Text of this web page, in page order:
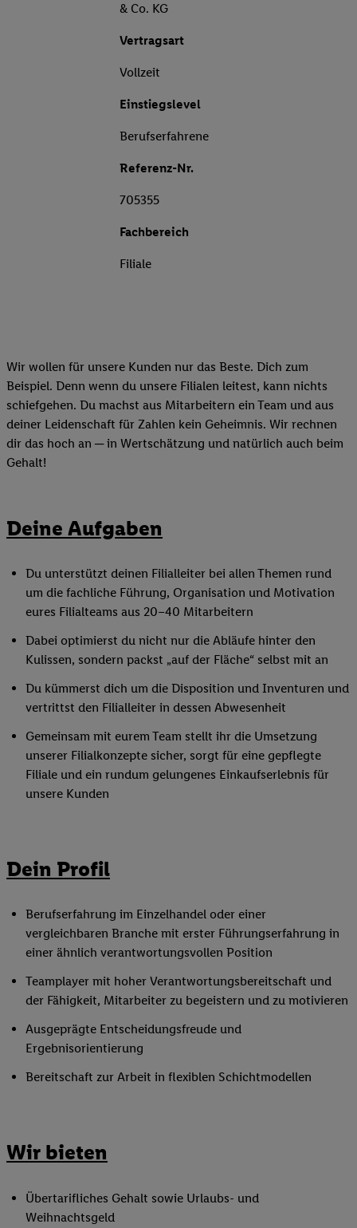
& Co. KG
Vertragsart
Vollzeit
Einstiegslevel
Berufserfahrene
Referenz-Nr.
705355
Fachbereich
Filiale
Wir wollen für unsere Kunden nur das Beste. Dich zum
Beispiel. Denn wenn du unsere Filialen leitest, kann nichts
schiefgehen. Du machst aus Mitarbeitern ein Team und aus
deiner Leidenschaft für Zahlen kein Geheimnis. Wir rechnen
dir das hoch an ─ in Wertschätzung und natürlich auch beim
Gehalt!
Deine Aufgaben
Du unterstützt deinen Filialleiter bei allen Themen rund
um die fachliche Führung, Organisation und Motivation
eures Filialteams aus 20–40 Mitarbeitern
Dabei optimierst du nicht nur die Abläufe hinter den
Kulissen, sondern packst „auf der Fläche“ selbst mit an
Du kümmerst dich um die Disposition und Inventuren und
vertrittst den Filialleiter in dessen Abwesenheit
Gemeinsam mit eurem Team stellt ihr die Umsetzung
unserer Filialkonzepte sicher, sorgt für eine gepflegte
Filiale und ein rundum gelungenes Einkaufserlebnis für
unsere Kunden
Dein Profil
Berufserfahrung im Einzelhandel oder einer
vergleichbaren Branche mit erster Führungserfahrung in
einer ähnlich verantwortungsvollen Position
Teamplayer mit hoher Verantwortungsbereitschaft und
der Fähigkeit, Mitarbeiter zu begeistern und zu motivieren
Ausgeprägte Entscheidungsfreude und
Ergebnisorientierung
Bereitschaft zur Arbeit in flexiblen Schichtmodellen
Wir bieten
Übertarifliches Gehalt sowie Urlaubs- und
Weihnachtsgeld